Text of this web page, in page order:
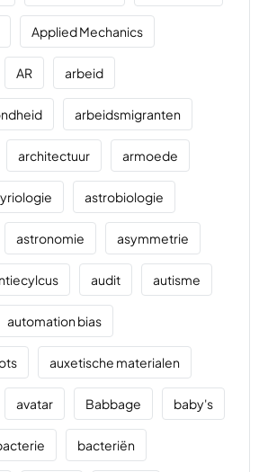
Applied Mechanics
AR arbeid
arbeidsmigranten
architectuur armoede
astrobiologie
astronomie asymmetrie
audit autisme
automation bias
auxetische materialen
avatar Babbage baby's
bacteriën